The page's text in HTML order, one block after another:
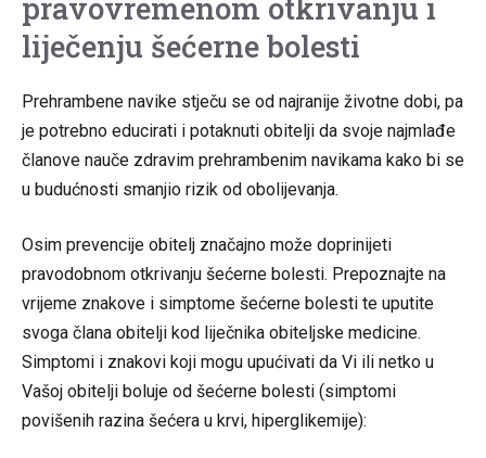
liječenju šećerne bolesti
Prehrambene navike stječu se od najranije životne dobi, pa
je potrebno educirati i potaknuti obitelji da svoje najmlađe
članove nauče zdravim prehrambenim navikama kako bi se
u budućnosti smanjio rizik od obolijevanja.
Osim prevencije obitelj značajno može doprinijeti
pravodobnom otkrivanju šećerne bolesti. Prepoznajte na
vrijeme znakove i simptome šećerne bolesti te uputite
svoga člana obitelji kod liječnika obiteljske medicine.
Simptomi i znakovi koji mogu upućivati da Vi ili netko u
Vašoj obitelji boluje od šećerne bolesti (simptomi
povišenih razina šećera u krvi, hiperglikemije):